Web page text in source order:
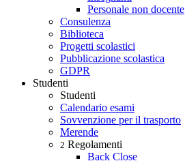
Personale non docente
Consulenza
Biblioteca
Progetti scolastici
Pubblicazione scolastica
GDPR
Studenti
Studenti
Calendario esami
Sovvenzione per il trasporto
Merende
2 Regolamenti
Back Close